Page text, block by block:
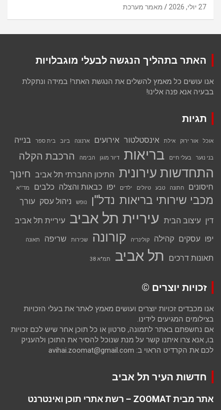
27 יולי, 2026 מאמר מערכת
האתר בתהליך הנגשה לבעלי מוגבלויות
אנו עושים כל מאמץ להשלים את הנגשת האתר! במידה ונתקלת
בבעיה אנא פנה אלינו!
תגיות
אוכל אור ירוק אילת אינסטלטור אירועים ארנונה ביוב בית ספר בנייה
בני נוער בעלי חיים בריאות דיור מוגן הבימה הרכבת הקלה
התחדשות עירונית התיכון החברתי תל אביב חינוך
חיסונים חתונה טבע טיולים ילדים יפו כבאות והצלה כלבים מד''א
מכבי שירותי בריאות נדל''ן נופש ניהול עסק עורך
דין עיצוב הבית עיריית תל אביב עיריית תל אביב
יפו עסקים קהילה קולינריה קורונה שכירות שריפה תאונה
תאונות דרכים תל אביב תמ"א 38
זכויות יוצרים ©
אנו מכבדים זכויות יוצרים ועושים מאמץ לאתר את בעלי הזכויות
בצילומים המגיעים לידינו.
אם נחשפתם באתר לתמונה, סרטון או כל תוכן אחר שיש לכם זכויות
בו, אנא צרו איתנו קשר על מנת שנוכל להסיר את התוכן ולהעניק
לכם את הקרדיט הראוי ב: avihai.zoomat@gmail.com
חדשות העיר תל אביב
אתר מבית ZOOMAT – רשת אתרי תוכן ואינטרנט